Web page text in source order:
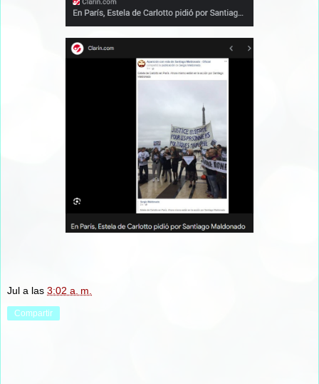
Jul a las 3:02 a. m.
Compartir